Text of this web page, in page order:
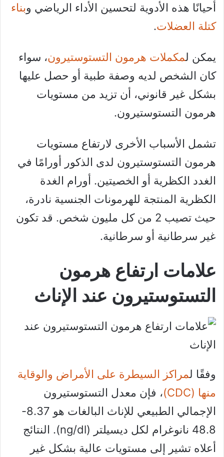
أحيانًا هذه الأدوية لتحسين الأداء الرياضي وبناء
كتلة العضلات.
يمكن لمكملات هرمون التستوستيرون، سواء
كان الشخص لديه وصفة طبية أو حصل عليها
بشكل غير قانوني، أن تزيد من مستويات
هرمون التستوستيرون.
تشمل الأسباب الأخرى لارتفاع مستويات
هرمون التستوستيرون لدى الذكور أورامًا في
الغدد الكظرية أو الخصيتين. أورام الغدة
الكظرية المنتجة للهرمونات الجنسية نادرة،
حيث تصيب 2 من كل مليون شخص. قد تكون
غير سرطانية أو سرطانية.
علامات ارتفاع هرمون
التستوستيرون عند الإناث
وفقًا لمراكز السيطرة على الأمراض والوقاية
منها (CDC)
، فإن معدل التستوستيرون
الإجمالي الطبيعي للإناث البالغات هو 8.37-
48.8 نانوغرام لكل ديسيلتر (ng/dl). النتائج
أعلاه تشير إلى مستويات عالية بشكل غير